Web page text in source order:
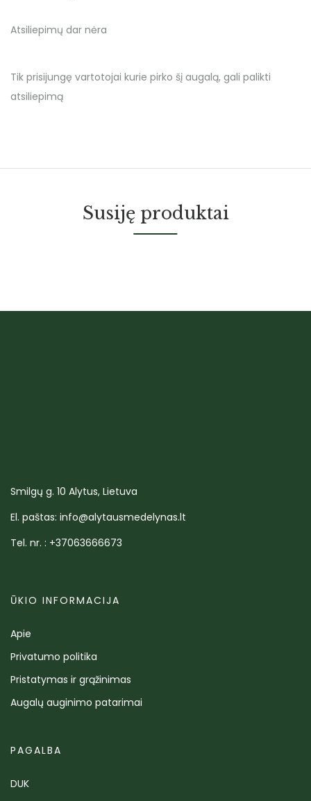
Atsiliepimų dar nėra
Tik prisijungę vartotojai kurie pirko šį augalą, gali palikti
atsiliepimą
Susiję produktai
Smilgų g. 10 Alytus, Lietuva
El. paštas: info@alytausmedelynas.lt
Tel. nr. : +37063666673
ŪKIO INFORMACIJA
Apie
Privatumo politika
Pristatymas ir grąžinimas
Augalų auginimo patarimai
PAGALBA
DUK